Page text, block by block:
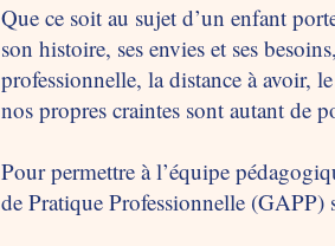
Que ce soit au sujet d’un enfant
son histoire, ses envies et ses
professionnelle, la distance à avoir,
nos propres craintes sont autant de
Pour permettre à l’équipe
de Pratique Professionnelle